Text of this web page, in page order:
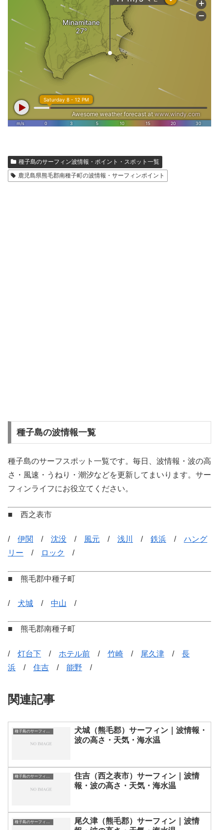
種子島のサーフィン波情報・ポイント・スポット一覧
鹿児島県熊毛郡南種子町の波情報・サーフィンポイント
種子島の波情報一覧
種子島のサーフスポット一覧です。毎日、波情報・波の高
さ・風速・うねり・潮汐などを更新してまいります。サー
フィンライフにお役立てください。
■ 西之表市
/ 伊関 / 沈没 / 風元 / 浅川 / 鉄浜 / ハング
リー / ロック /
■ 熊毛郡中種子町
/ 犬城 / 中山 /
■ 熊毛郡南種子町
/ 灯台下 / ホテル前 / 竹崎 / 尾久津 / 長
浜 / 住吉 / 能野 /
関連記事
犬城（熊毛郡）サーフィン｜波情報・
波の高さ・天気・海水温
種子島のサーフィン波情報・ポイント・スポット一覧
住吉（西之表市）サーフィン｜波情
報・波の高さ・天気・海水温
種子島のサーフィン波情報・ポイント・スポット一覧
尾久津（熊毛郡）サーフィン｜波情